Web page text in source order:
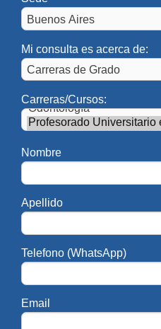
Autoridades
Decana:Mg. Gabriela
Decano Emérito:Esp.
Coordinadora
Aires:
Secretaria Técnica
Mi consulta es acerca de:
Carreras/Cursos:
Nombre
Apellido
Telefono (WhatsApp)
Email